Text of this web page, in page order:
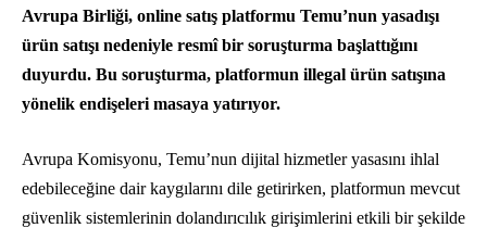
Avrupa Birliği, online satış platformu Temu’nun yasadışı
ürün satışı nedeniyle resmî bir soruşturma başlattığını
duyurdu. Bu soruşturma, platformun illegal ürün satışına
yönelik endişeleri masaya yatırıyor.
Avrupa Komisyonu, Temu’nun dijital hizmetler yasasını ihlal
edebileceğine dair kaygılarını dile getirirken, platformun mevcut
güvenlik sistemlerinin dolandırıcılık girişimlerini etkili bir şekilde